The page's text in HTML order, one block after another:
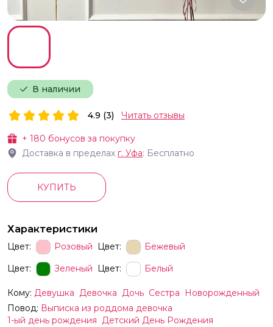
В наличии
+ 180 бонусов за покупку
Доставка в пределах г. Уфа: Бесплатно
4.9 (3) Читать отзывы
КУПИТЬ
Характеристики
Цвет: Розовый Цвет:
Бежевый
Цвет:
Зеленый Цвет: Белый
Кому: Девушка Девочка Дочь Сестра
Новорожденный
Повод: Выписка из роддома девочка
1-ый день рождения Детский День Рождения